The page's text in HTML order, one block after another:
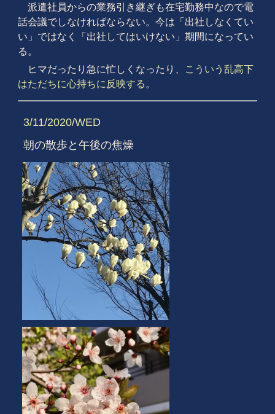
派遣社員からの業務引き継ぎも在宅勤務中なので電
話会議でしなければならない。今は「出社しなくてい
い」ではなく「出社してはいけない」期間になってい
る。
ヒマだったり急に忙しくなったり、
こういう乱高下
はただちに心持ちに反映する 。
3/11/2020/WED
朝の散歩と午後の焦燥